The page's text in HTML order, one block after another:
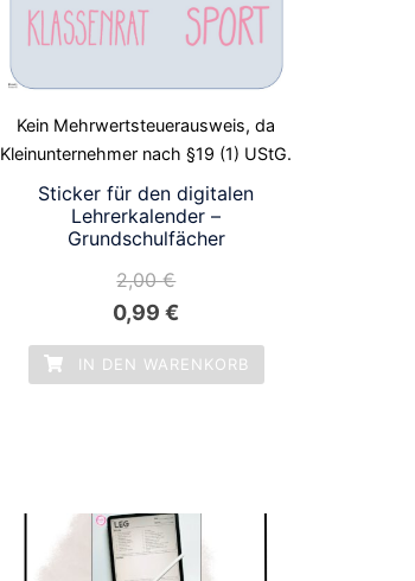
Kein Mehrwertsteuerausweis, da
Kleinunternehmer nach §19 (1) UStG.
Sticker für den digitalen
Lehrerkalender –
Grundschulfächer
2,00€
Ursprünglicher
Preis
war:
0,99€
Preis
ist:
IN DEN WARENKORB